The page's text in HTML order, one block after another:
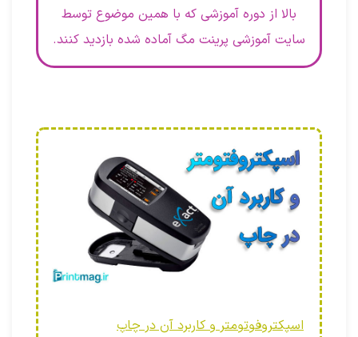
بالا از دوره آموزشی که با همین موضوع توسط
سایت آموزشی پرینت مگ آماده شده بازدید کنند.
اسپکتروفوتومتر و کاربرد آن در چاپ